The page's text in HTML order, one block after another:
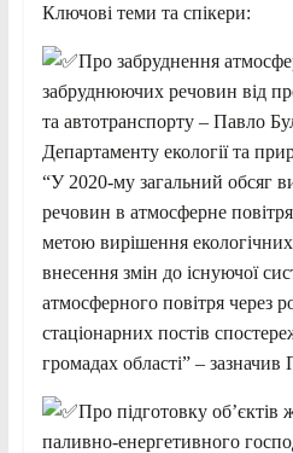
Ключові теми та спікери:
Про забруднення
забруднюючих речовин від
та автотранспорту – Павло
Департаменту екології та
“У 2020-му загальний обсяг
речовин в атмосферне
метою вирішення
внесення змін до існуючої
атмосферного повітря через
стаціонарних постів
громадах області” –
Про підготовку
паливно-енергетивного